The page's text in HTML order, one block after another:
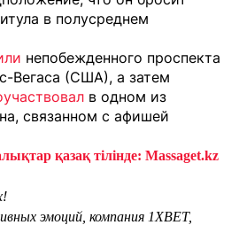
в полусреднем
непобежденного проспекта
Вегаса (США), а затем
в одном из
связанном с афишей
қазақ тілінде: Massaget.kz
эмоций, компания 1XBET,